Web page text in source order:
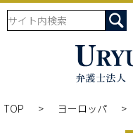
TOP ヨーロッパ